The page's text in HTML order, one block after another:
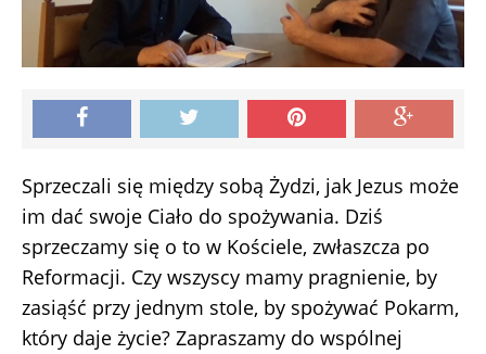
Sprzeczali się między sobą Żydzi, jak Jezus może
im dać swoje Ciało do spożywania. Dziś
sprzeczamy się o to w Kościele, zwłaszcza po
Reformacji. Czy wszyscy mamy pragnienie, by
zasiąść przy jednym stole, by spożywać Pokarm,
który daje życie? Zapraszamy do wspólnej